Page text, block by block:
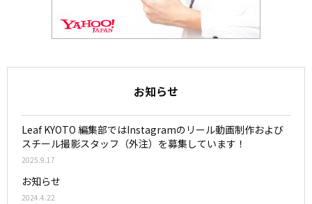
お知らせ
Leaf KYOTO 編集部ではInstagramのリール動画制作および
スチール撮影スタッフ（外注）を募集しています！
2025.9.17
お知らせ
2024.4.22